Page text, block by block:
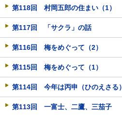
第118回 村岡五郎の住まい（1）
第117回 「サクラ」の話
第116回 梅をめぐって（2）
第115回 梅をめぐって（1）
第114回 今年は丙申（ひのえさる）
第113回 一富士、二鷹、三茄子